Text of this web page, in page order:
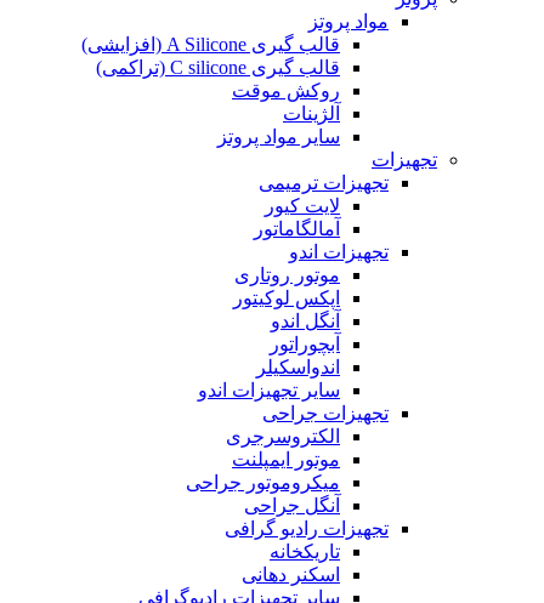
مواد پروتز
قالب گیری A Silicone (افزایشی)
قالب گیری C silicone (تراکمی)
روکش موقت
آلژینات
سایر مواد پروتز
تجهیزات
تجهیزات ترمیمی
لایت کیور
آمالگاماتور
تجهیزات اندو
موتور روتاری
اپکس لوکیتور
آنگل اندو
آبچوراتور
اندواسکیلر
سایر تجهیزات اندو
تجهیزات جراحی
الکتروسرجری
موتور ایمپلنت
میکروموتور جراحی
آنگل جراحی
تجهیزات رادیو گرافی
تاریکخانه
اسکنر دهانی
سایر تجهیزات رادیوگرافی